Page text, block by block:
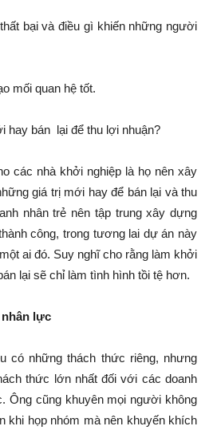
bại và điều gì khiến những người
mối quan hệ tốt.
hay bán lại để thu lợi nhuận?
các nhà khởi nghiệp là họ nên xây
giá trị mới hay để bán lại và thu
nhân trẻ nên tập trung xây dựng
công, trong tương lai dự án này
ai đó. Suy nghĩ cho rằng làm khởi
lại sẽ chỉ làm tình hình tồi tệ hơn.
lực
có những thách thức riêng, nhưng
thức lớn nhất đối với các doanh
Ông cũng khuyên mọi người không
khi họp nhóm mà nên khuyến khích